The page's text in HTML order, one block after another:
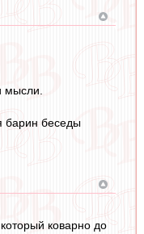
мысли.
барин беседы
коварно до